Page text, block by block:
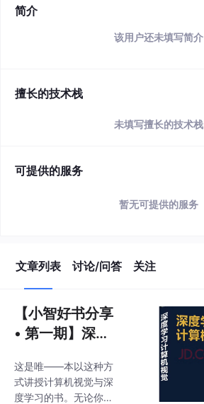
简介
该用户还未填写简介
擅长的技术栈
未填写擅长的技术栈
可提供的服务
暂无可提供的服务
文章列表 讨论/问答 关注
【小智好书分享
• 第一期】深度
这是唯——本以这种方
式讲授计算机视觉与深
度学习的书。无论你是